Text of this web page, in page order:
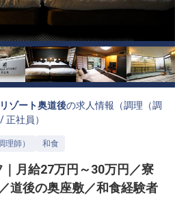
問
泊業界情報コラム
転職サポートに申し込む
ゾート奥道後の求人情報（調理（調
/正社員 ）
理師） 和食
月給27万円～30万円／寮
道後の奥座敷／和食経験者